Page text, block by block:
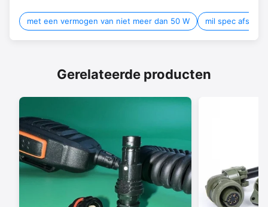
met een vermogen van niet meer dan 50 W mil spec
Gerelateerde producten